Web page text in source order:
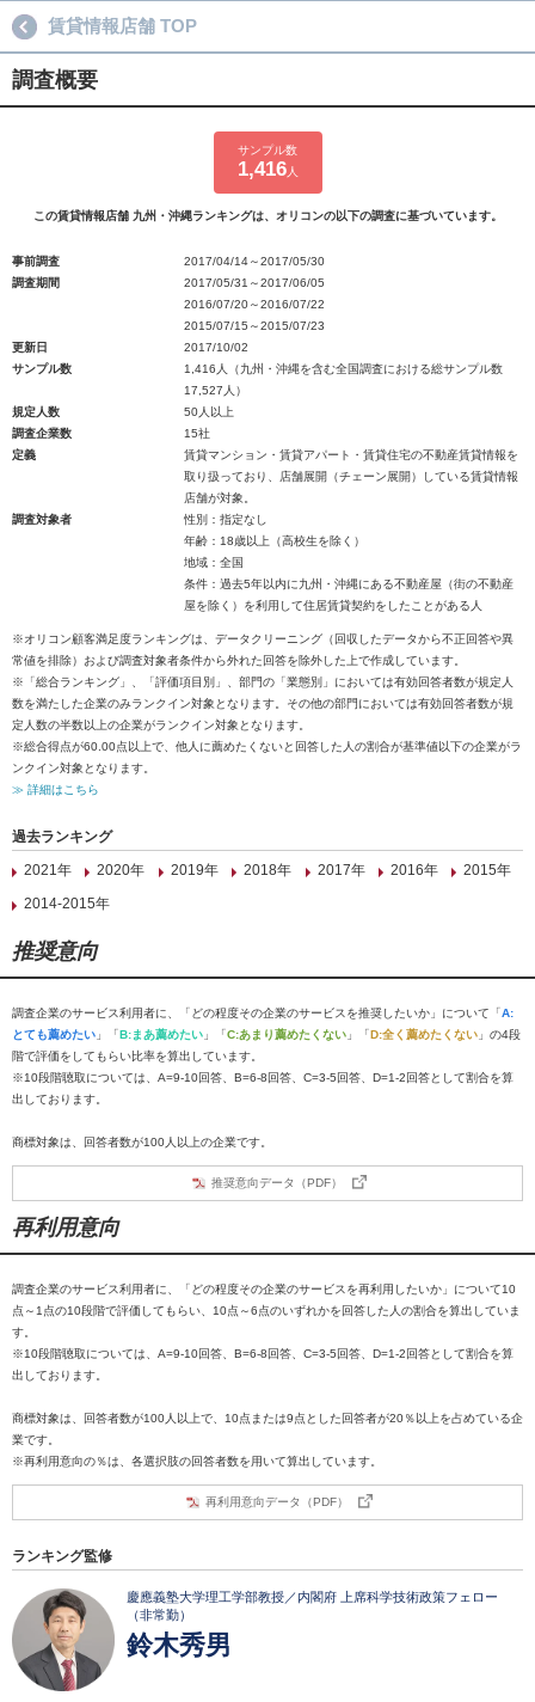
賃貸情報店舗 TOP
調査概要
サンプル数
1,416人
この賃貸情報店舗 九州・沖縄ランキングは、オリコンの以下の調査に基づいています。
事前調査
2017/04/14～2017/05/30
調査期間
2017/05/31～2017/06/05
2016/07/20～2016/07/22
2015/07/15～2015/07/23
更新日
2017/10/02
サンプル数
1,416人（九州・沖縄を含む全国調査における総サンプル数
17,527人）
規定人数
50人以上
調査企業数
15社
定義
賃貸マンション・賃貸アパート・賃貸住宅の不動産賃貸情報を
取り扱っており、店舗展開（チェーン展開）している賃貸情報
店舗が対象。
調査対象者
性別：指定なし
年齢：18歳以上（高校生を除く）
地域：全国
条件：過去5年以内に九州・沖縄にある不動産屋（街の不動産
屋を除く）を利用して住居賃貸契約をしたことがある人
※オリコン顧客満足度ランキングは、データクリーニング（回収したデータから不正回答や異
常値を排除）および調査対象者条件から外れた回答を除外した上で作成しています。
※「総合ランキング」、「評価項目別」、部門の「業態別」においては有効回答者数が規定人
数を満たした企業のみランクイン対象となります。その他の部門においては有効回答者数が規
定人数の半数以上の企業がランクイン対象となります。
※総合得点が60.00点以上で、他人に薦めたくないと回答した人の割合が基準値以下の企業がラ
ンクイン対象となります。
≫ 詳細はこちら
過去ランキング
2021年
2020年 2019年 2018年 2017年 2016年
2015年
2014-2015年
推奨意向
調査企業のサービス利用者に、「どの程度その企業のサービスを推奨したいか」について「A:
とても薦めたい 」「B:まあ薦めたい 」「C:あまり薦めたくない 」「D:全く薦めたくない 」の4段
階で評価をしてもらい比率を算出しています。
※10段階聴取については、A=9-10回答、B=6-8回答、C=3-5回答、D=1-2回答として割合を算
出しております。
商標対象は、回答者数が100人以上の企業です。
推奨意向データ（PDF）
再利用意向
調査企業のサービス利用者に、「どの程度その企業のサービスを再利用したいか」について10
点～1点の10段階で評価してもらい、10点～6点のいずれかを回答した人の割合を算出していま
す。
※10段階聴取については、A=9-10回答、B=6-8回答、C=3-5回答、D=1-2回答として割合を算
出しております。
商標対象は、回答者数が100人以上で、10点または9点とした回答者が20％以上を占めている企
業です。
※再利用意向の％は、各選択肢の回答者数を用いて算出しています。
再利用意向データ（PDF）
ランキング監修
慶應義塾大学理工学部教授／内閣府 上席科学技術政策フェロー
（非常勤）
鈴木秀男